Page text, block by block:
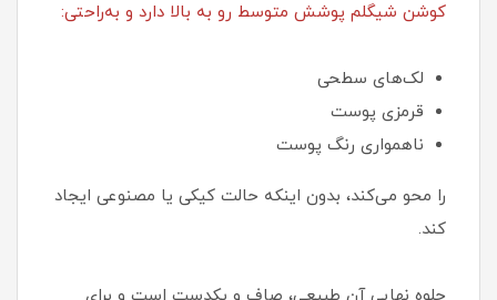
کوشن شیگلم پوشش متوسط رو به بالا دارد و به‌راحتی:
لک‌های سطحی
قرمزی پوست
ناهمواری رنگ پوست
را محو می‌کند، بدون اینکه حالت کیکی یا مصنوعی ایجاد
کند.